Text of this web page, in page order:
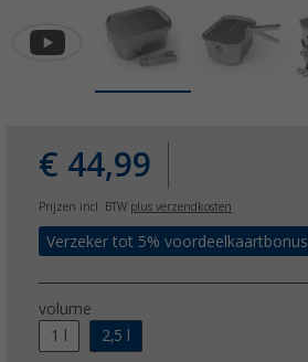
€ 44,99
Prijzen incl. BTW plus verzendkosten
Verzeker tot 5% voordeelkaartbonus
volume
1 l
2,5 l